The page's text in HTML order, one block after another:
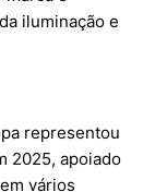
iluminação e
representou
2025, apoiado
vários